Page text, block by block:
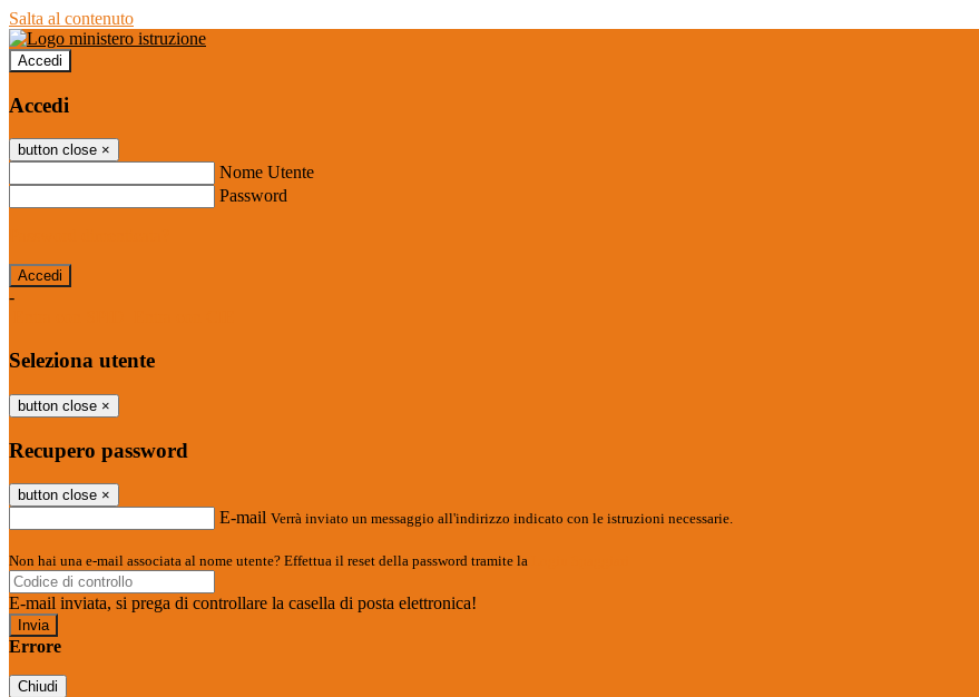
Salta al contenuto
Accedi
Accedi
button close ×
Nome Utente
Password
-
Seleziona utente
button close ×
Recupero password
button close ×
E-mail Verrà inviato un messaggio all'indirizzo indicato con le istruzioni necessarie.
Non hai una e-mail associata al nome utente? Effettua il reset della password tramite la
E-mail inviata, si prega di controllare la casella di posta elettronica!
Errore
Chiudi